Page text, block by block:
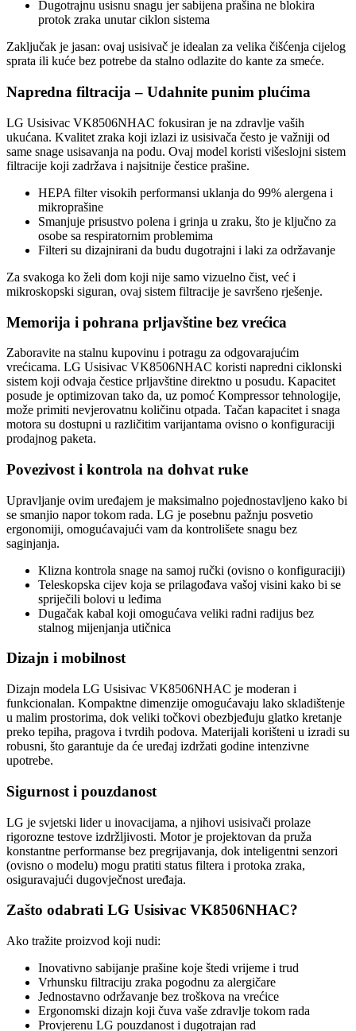
Dugotrajnu usisnu snagu jer sabijena prašina ne blokira
protok zraka unutar ciklon sistema
Zaključak je jasan: ovaj usisivač je idealan za velika čišćenja cijelog
sprata ili kuće bez potrebe da stalno odlazite do kante za smeće.
Napredna filtracija – Udahnite punim plućima
LG Usisivac VK8506NHAC fokusiran je na zdravlje vaših
ukućana. Kvalitet zraka koji izlazi iz usisivača često je važniji od
same snage usisavanja na podu. Ovaj model koristi višeslojni sistem
filtracije koji zadržava i najsitnije čestice prašine.
HEPA filter visokih performansi uklanja do 99% alergena i
mikroprašine
Smanjuje prisustvo polena i grinja u zraku, što je ključno za
osobe sa respiratornim problemima
Filteri su dizajnirani da budu dugotrajni i laki za održavanje
Za svakoga ko želi dom koji nije samo vizuelno čist, već i
mikroskopski siguran, ovaj sistem filtracije je savršeno rješenje.
Memorija i pohrana prljavštine bez vrećica
Zaboravite na stalnu kupovinu i potragu za odgovarajućim
vrećicama. LG Usisivac VK8506NHAC koristi napredni ciklonski
sistem koji odvaja čestice prljavštine direktno u posudu. Kapacitet
posude je optimizovan tako da, uz pomoć Kompressor tehnologije,
može primiti nevjerovatnu količinu otpada. Tačan kapacitet i snaga
motora su dostupni u različitim varijantama ovisno o konfiguraciji
prodajnog paketa.
Povezivost i kontrola na dohvat ruke
Upravljanje ovim uređajem je maksimalno pojednostavljeno kako bi
se smanjio napor tokom rada. LG je posebnu pažnju posvetio
ergonomiji, omogućavajući vam da kontrolišete snagu bez
saginjanja.
Klizna kontrola snage na samoj ručki (ovisno o konfiguraciji)
Teleskopska cijev koja se prilagođava vašoj visini kako bi se
spriječili bolovi u leđima
Dugačak kabal koji omogućava veliki radni radijus bez
stalnog mijenjanja utičnica
Dizajn i mobilnost
Dizajn modela LG Usisivac VK8506NHAC je moderan i
funkcionalan. Kompaktne dimenzije omogućavaju lako skladištenje
u malim prostorima, dok veliki točkovi obezbjeđuju glatko kretanje
preko tepiha, pragova i tvrdih podova. Materijali korišteni u izradi su
robusni, što garantuje da će uređaj izdržati godine intenzivne
upotrebe.
Sigurnost i pouzdanost
LG je svjetski lider u inovacijama, a njihovi usisivači prolaze
rigorozne testove izdržljivosti. Motor je projektovan da pruža
konstantne performanse bez pregrijavanja, dok inteligentni senzori
(ovisno o modelu) mogu pratiti status filtera i protoka zraka,
osiguravajući dugovječnost uređaja.
Zašto odabrati LG Usisivac VK8506NHAC?
Ako tražite proizvod koji nudi:
Inovativno sabijanje prašine koje štedi vrijeme i trud
Vrhunsku filtraciju zraka pogodnu za alergičare
Jednostavno održavanje bez troškova na vrećice
Ergonomski dizajn koji čuva vaše zdravlje tokom rada
Provjerenu LG pouzdanost i dugotrajan rad